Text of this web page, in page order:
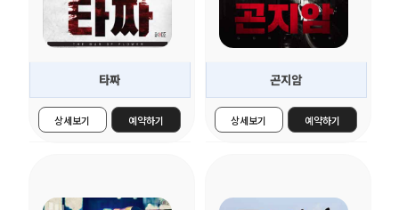
타짜
상세보기 예약하기
곤지암
상세보기 예약하기
★★★★★
★★★★☆